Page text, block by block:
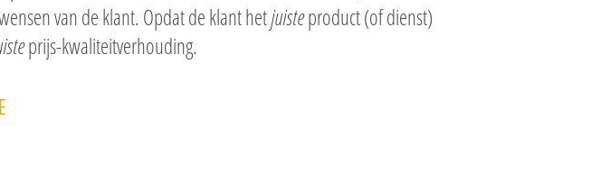
van de klant. Opdat de klant hetjuisteproduct (of dienst)
prijs-kwaliteitverhouding.